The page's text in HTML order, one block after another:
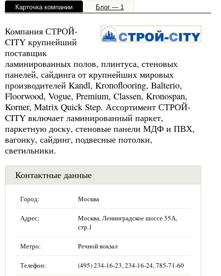
Карточка компании
Блог — 1
Компания СТРОЙ-
CITY крупнейший
поставщик
ламинированных полов, плинтуса, стеновых
панелей, сайдинга от крупнейших мировых
производителей Kandl, Kronoflooring, Balterio,
Floorwood, Vogue, Premium, Classen, Kronospan,
Korner, Matrix Quick Step. Ассортимент СТРОЙ-
CITY включает ламинированный паркет,
паркетную доску, стеновые панели МДФ и ПВХ,
вагонку, сайдинг, подвесные потолки,
светильники.
Контактные данные
Город: Москва
Адрес:
Москва, Ленинградское шоссе 55А,
стр.1
Метро: Речной вокзал
Телефон: (495) 234-16-23, 234-16-24, 785-71-60